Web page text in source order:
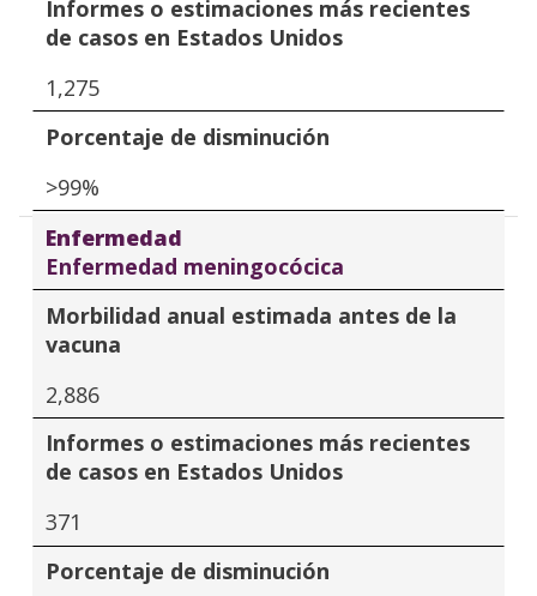
Informes o estimaciones más recientes
de casos en Estados Unidos
1,275
Porcentaje de disminución
>99%
Enfermedad
Enfermedad meningocócica
Morbilidad anual estimada antes de la
vacuna
2,886
Informes o estimaciones más recientes
de casos en Estados Unidos
371
Porcentaje de disminución